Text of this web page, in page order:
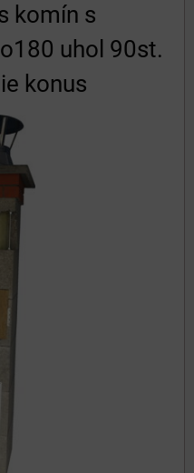
komín s
uhol 90st.
konus